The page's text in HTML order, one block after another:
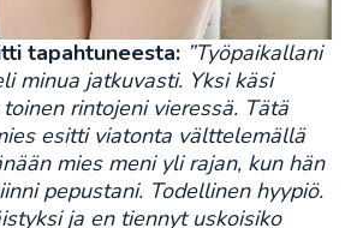
tapahtuneesta: ”Työpaikallani
minua jatkuvasti. Yksi käsi
rintojeni vieressä. Tätä
esitti viatonta välttelemällä
mies meni yli rajan, kun hän
pepustani. Todellinen hyypiö.
ja en tiennyt uskoisiko